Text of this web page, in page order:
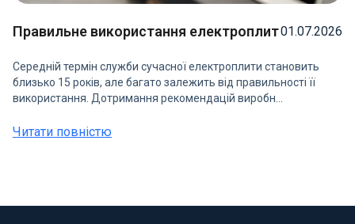
Правильне використання електроплит01.07.2026
Середній термін служби сучасної електроплити становить
близько 15 років, але багато залежить від правильності її
використання. Дотримання рекомендацій виробн...
Читати повністю